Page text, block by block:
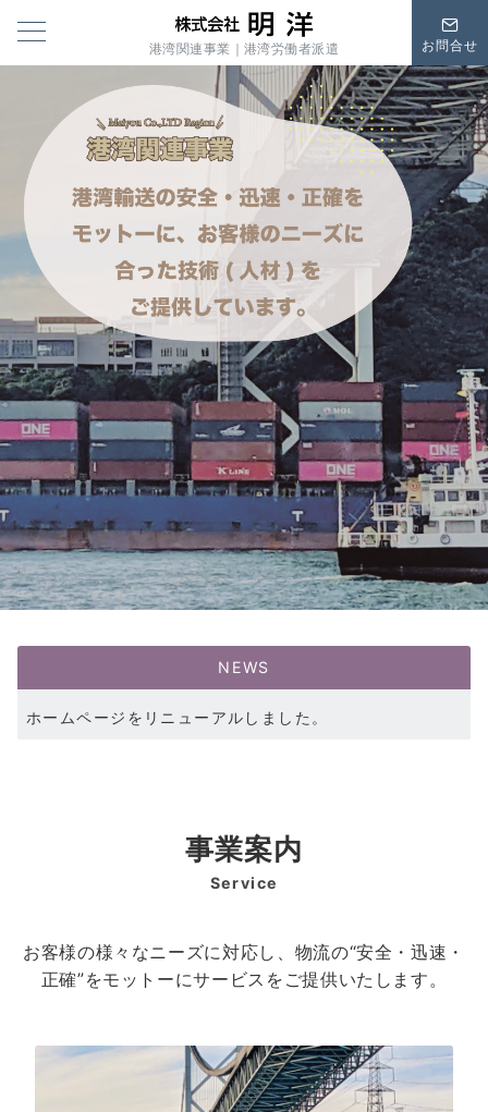
港湾関連事業｜港湾労働者派遣 お問合せ
NEWS
ホームページをリニューアルしました。
事業案内
Service
お客様の様々なニーズに対応し、物流の“安全・迅速・
正確”をモットーにサービスをご提供いたします。